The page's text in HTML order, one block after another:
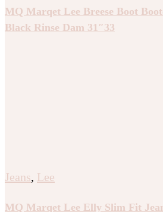
MQ Marqet Lee Breese Boot
Black Rinse Dam 31″33
Jeans, Lee
MQ Marqet Lee Elly Slim Fit